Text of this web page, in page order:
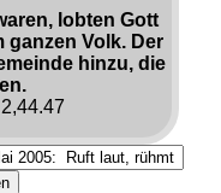
lobten Gott
ganzen Volk. Der
hinzu, die